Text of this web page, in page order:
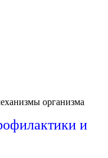
организма
и